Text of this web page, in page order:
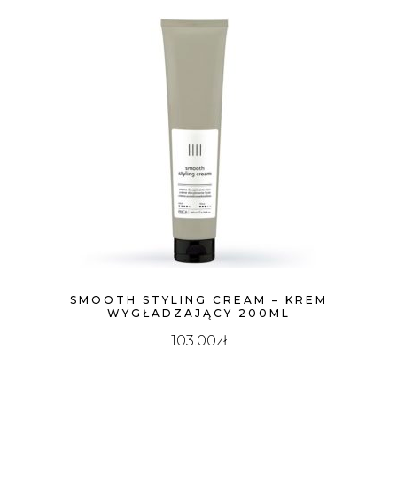
SMOOTH STYLING CREAM – KREM
WYGŁADZAJĄCY 200ML
103.00zł